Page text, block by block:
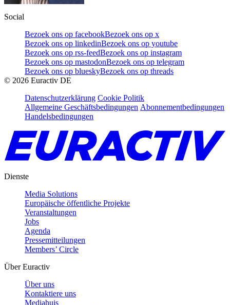
Social
Bezoek ons op facebookBezoek ons op x
Bezoek ons op linkedinBezoek ons op youtube
Bezoek ons op rss-feedBezoek ons op instagram
Bezoek ons op mastodonBezoek ons op telegram
Bezoek ons op blueskyBezoek ons op threads
© 2026 Euractiv DE
Datenschutzerklärung Cookie Politik
Allgemeine Geschäftsbedingungen Abonnementbedingungen
Handelsbedingungen
Dienste
Media Solutions
Europäische öffentliche Projekte
Veranstaltungen
Jobs
Agenda
Pressemitteilungen
Members’ Circle
Über Euractiv
Über uns
Kontaktiere uns
Mediahuis